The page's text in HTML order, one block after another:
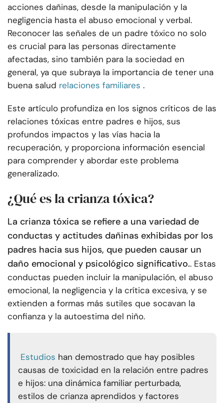
acciones dañinas, desde la manipulación y la
negligencia hasta el abuso emocional y verbal.
Reconocer las señales de un padre tóxico no solo
es crucial para las personas directamente
afectadas, sino también para la sociedad en
general, ya que subraya la importancia de tener una
buena salud relaciones familiares .
Este artículo profundiza en los signos críticos de las
relaciones tóxicas entre padres e hijos, sus
profundos impactos y las vías hacia la
recuperación, y proporciona información esencial
para comprender y abordar este problema
generalizado.
¿Qué es la crianza tóxica?
La crianza tóxica se refiere a una variedad de
conductas y actitudes dañinas exhibidas por los
padres hacia sus hijos, que pueden causar un
daño emocional y psicológico significativo.. Estas
conductas pueden incluir la manipulación, el abuso
emocional, la negligencia y la crítica excesiva, y se
extienden a formas más sutiles que socavan la
confianza y la autoestima del niño.
Estudios han demostrado que hay posibles
causas de toxicidad en la relación entre padres
e hijos: una dinámica familiar perturbada,
estilos de crianza aprendidos y factores